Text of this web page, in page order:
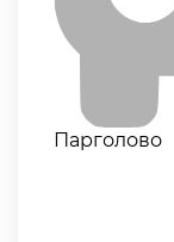
Парголово